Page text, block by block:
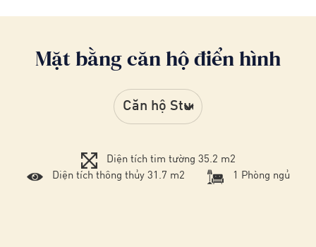
Mặt bằng căn hộ điển hình
Diện tích tim tường 35.2 m2
Diện tích thông thủy 31.7 m2
1 Phòng ngủ